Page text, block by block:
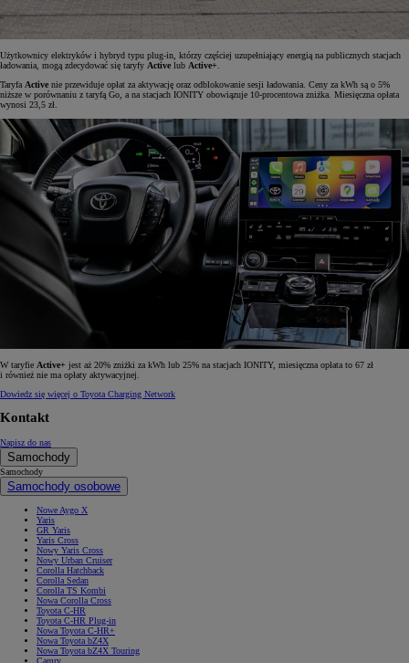
Użytkownicy elektryków i hybryd typu plug-in, którzy częściej uzupełniający energią na publicznych stacjach
ładowania, mogą zdecydować się taryfy Active lub Active+
Taryfa Active nie przewiduje opłat za aktywację oraz odblokowanie sesji ładowania. Ceny za kWh są o 5%
niższe w porównaniu z taryfą Go, a na stacjach IONITY obowiązuje 10-procentowa zniżka. Miesięczna opłata
wynosi 23,5 zł.
W taryfie Active+ jest aż 20% zniżki za kWh lub 25% na stacjach IONITY, miesięczna opłata to 67 zł
i również nie ma opłaty aktywacyjnej.
Dowiedz się więcej o Toyota Charging Network
Kontakt
Napisz do nas
Samochody
Samochody
Samochody osobowe
Nowe Aygo X
Yaris
GR Yaris
Yaris Cross
Nowy Yaris Cross
Nowy Urban Cruiser
Corolla Hatchback
Corolla Sedan
Corolla TS Kombi
Nowa Corolla Cross
Toyota C-HR
Toyota C-HR Plug-in
Nowa Toyota C-HR+
Nowa Toyota bZ4X
Nowa Toyota bZ4X Touring
Camry